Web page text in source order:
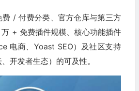
费 / 付费分类、官方仓库与第三方
+ 免费插件规模、核心功能插件
电商、Yoast SEO）及社区支持
开发者生态）的可及性。​